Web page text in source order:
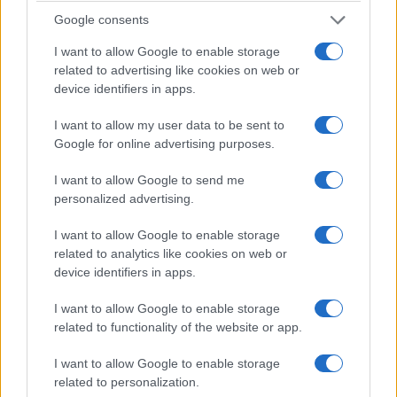
Google consents
I want to allow Google to enable storage
related to advertising like cookies on web or
device identifiers in apps.
I want to allow my user data to be sent to
Google for online advertising purposes.
I want to allow Google to send me
personalized advertising.
I want to allow Google to enable storage
related to analytics like cookies on web or
device identifiers in apps.
I want to allow Google to enable storage
related to functionality of the website or app.
I want to allow Google to enable storage
related to personalization.
πριν στην Αρμενία και προσφάτως στη Συρία,
από όπου και κατάγομαι. Το μήνυμά μου είναι
να μην διαπραχθεί ποτέ ξανά γενοκτονία».
Ο νεαρός λυράρης Χρήστος Καλιοντζίδης
Γενοκτονία, οφείλουμε να περνάμε τα μηνύματα
μέσα από τέτοιες εκδηλώσεις και πολιτιστικές
δράσεις. Ωραίες είναι οι πορείες και οι
διαδηλώσεις, πάντα χρειάζονται. Άλλωστε τους
Πόντιους μας εκφράζει η επαναστατική διάθεση
λόγω ιδιοσυγκρασίας. Ωστόσο θεωρώ πως
βραδιές σαν την σημερινή πρέπει να γίνουν πολύ
περισσότερα μηνύματα σε μεγαλύτερη μάζα
κόσμου, μια και ο πολιτισμός και η μουσική